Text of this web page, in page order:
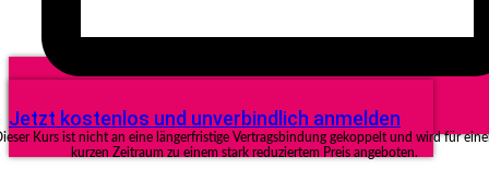
Jetzt kostenlos und unverbindlich anmelden
Kurs ist nicht an eine längerfristige Vertragsbindung gekoppelt und wird für
kurzen Zeitraum zu einem stark reduziertem Preis angeboten.